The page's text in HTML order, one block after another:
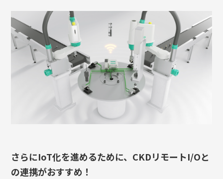
さらにIoT化を進めるために、 CKDリモートI/Oと
の連携がおすすめ！